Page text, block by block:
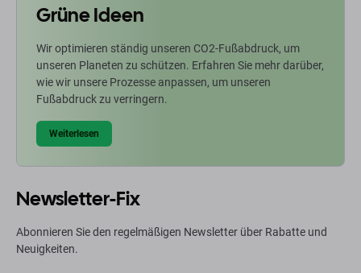
Grüne Ideen
Wir optimieren ständig unseren CO2-Fußabdruck, um
unseren Planeten zu schützen. Erfahren Sie mehr darüber,
wie wir unsere Prozesse anpassen, um unseren
Fußabdruck zu verringern.
Weiterlesen
Newsletter-Fix
Abonnieren Sie den regelmäßigen Newsletter über Rabatte und
Neuigkeiten.